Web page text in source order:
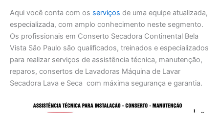
Aqui você conta com os serviços de uma equipe atualizada,
especializada, com amplo conhecimento neste segmento.
Os profissionais em Conserto Secadora Continental Bela
Vista São Paulo são qualificados, treinados e especializados
para realizar serviços de assistência técnica, manutenção,
reparos, consertos de Lavadoras Máquina de Lavar
Secadora Lava e Seca com máxima segurança e garantia.